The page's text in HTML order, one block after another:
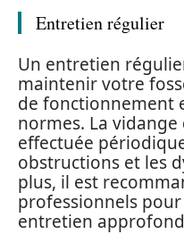
Entretien régulier
Un entretien
maintenir votre
de fonctionnement
normes. La
effectuée
obstructions et les
plus, il est
professionnels
entretien